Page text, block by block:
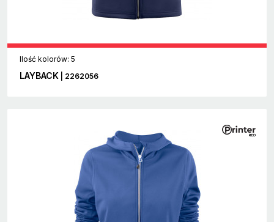
Ilość kolorów: 5
LAYBACK | 2262056